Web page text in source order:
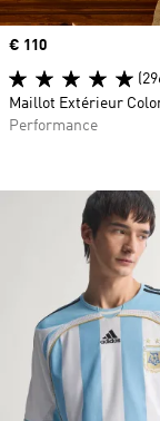
Prix
€ 110
Maillot Extérieur
Performance